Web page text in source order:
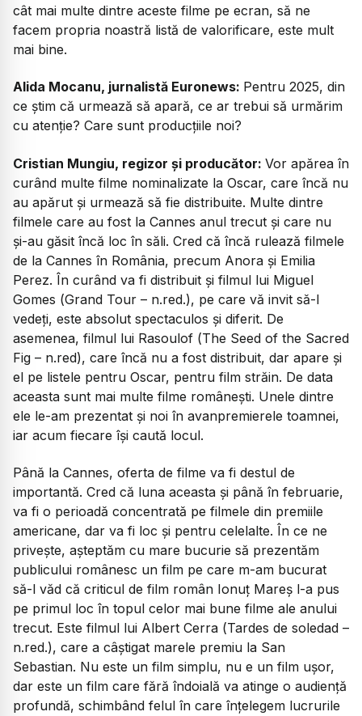
cât mai multe dintre aceste filme pe ecran, să ne
facem propria noastră listă de valorificare, este mult
mai bine.
Alida Mocanu, jurnalistă Euronews: Pentru 2025, din
ce știm că urmează să apară, ce ar trebui să urmărim
cu atenție? Care sunt producțiile noi?
Cristian Mungiu, regizor și producător: Vor apărea în
curând multe filme nominalizate la Oscar, care încă nu
au apărut și urmează să fie distribuite. Multe dintre
filmele care au fost la Cannes anul trecut și care nu
și-au găsit încă loc în săli. Cred că încă rulează filmele
de la Cannes în România, precum Anora și Emilia
Perez. În curând va fi distribuit și filmul lui Miguel
Gomes (Grand Tour – n.red.), pe care vă invit să-l
vedeți, este absolut spectaculos și diferit. De
asemenea, filmul lui Rasoulof (The Seed of the Sacred
Fig – n.red), care încă nu a fost distribuit, dar apare și
el pe listele pentru Oscar, pentru film străin. De data
aceasta sunt mai multe filme românești. Unele dintre
ele le-am prezentat și noi în avanpremierele toamnei,
iar acum fiecare își caută locul.
Până la Cannes, oferta de filme va fi destul de
importantă. Cred că luna aceasta și până în februarie,
va fi o perioadă concentrată pe filmele din premiile
americane, dar va fi loc și pentru celelalte. În ce ne
privește, așteptăm cu mare bucurie să prezentăm
publicului românesc un film pe care m-am bucurat
să-l văd că criticul de film român Ionuț Mareș l-a pus
pe primul loc în topul celor mai bune filme ale anului
trecut. Este filmul lui Albert Cerra (Tardes de soledad –
n.red.), care a câștigat marele premiu la San
Sebastian. Nu este un film simplu, nu e un film ușor,
dar este un film care fără îndoială va atinge o audiență
profundă, schimbând felul în care înțelegem lucrurile